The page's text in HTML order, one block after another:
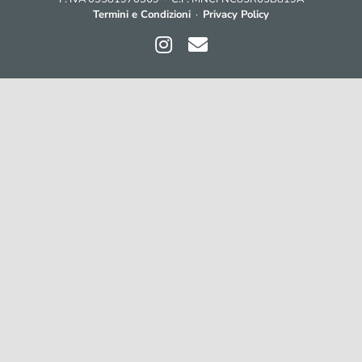
Termini e Condizioni · Privacy Policy
Instagram
Contatti